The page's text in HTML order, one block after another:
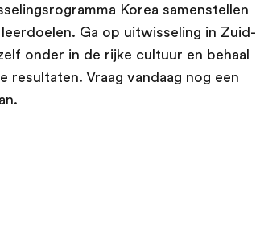
Korea samenstellen
Ga op uitwisseling in Zuid-
onder in de rijke cultuur en behaal
resultaten. Vraag vandaag nog een